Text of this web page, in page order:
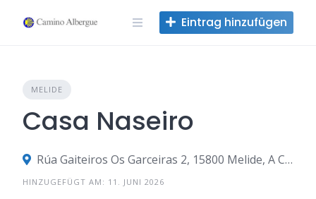
Inhalt
Eintrag hinzufügen
MELIDE
Casa Naseiro
Rúa Gaiteiros Os Garceiras 2, 15800 Melide, A Coruña, Spanien
HINZUGEFÜGT AM: 11. JUNI 2026